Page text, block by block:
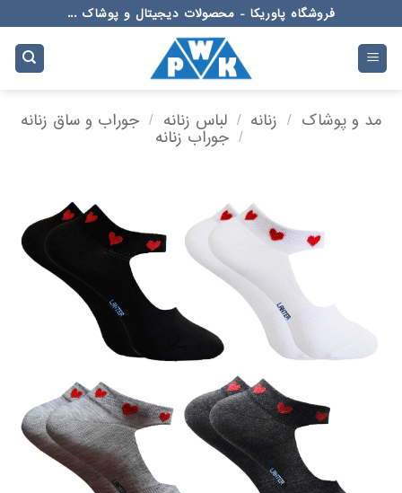
to
content
فروشگاه پاوریکا - محصولات دیجیتال و پوشاک ...
مد و پوشاک / زنانه / لباس زنانه / جوراب و ساق زنانه
/ جوراب زنانه